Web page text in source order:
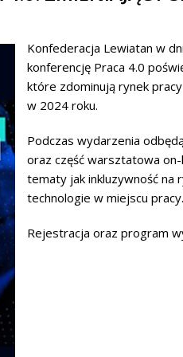
Konfederacja Lewiatan w
konferencję Praca 4.0
które zdominują rynek
w 2024 roku.
Podczas wydarzenia
oraz część warsztatowa
tematy jak inkluzywność na
technologie w miejscu pracy.
Rejestracja oraz program